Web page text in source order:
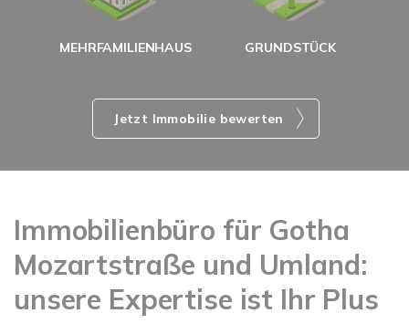
MEHRFAMILIENHAUS GRUNDSTÜCK
Jetzt Immobilie bewerten
Immobilienbüro für Gotha
Mozartstraße und Umland:
unsere Expertise ist Ihr Plus